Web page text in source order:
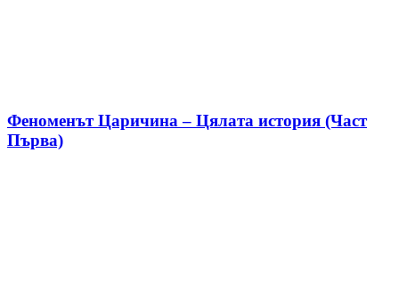
Феноменът Царичина – Цялата история (Част
Първа)